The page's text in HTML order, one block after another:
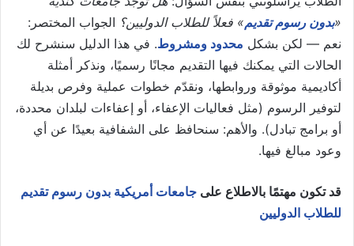
«بدون رسوم تقديم» فعلاً للطلاب الدوليين؟ الجواب المختصر:
نعم — لكن بشكل محدود ومشروط. في هذا الدليل سنشرح لك
الحالات التي يمكنك فيها التقديم مجانًا رسميًا، ونذكر أمثلة
أكاديمية موثوقة وروابطها، ونقدّم خطوات عملية وفرص بديلة
لتوفير الرسوم (مثل فعاليات الإعفاء، أو إعفاءات لبلدان محددة،
أو برامج تبادل). والأهم: سنحافظ على الشفافية بعيدًا عن أي
وعود مبالغ فيها.
قد تكون مهتمًا بالاطلاع على جامعات أمريكية بدون رسوم تقديم
للطلاب الدوليين